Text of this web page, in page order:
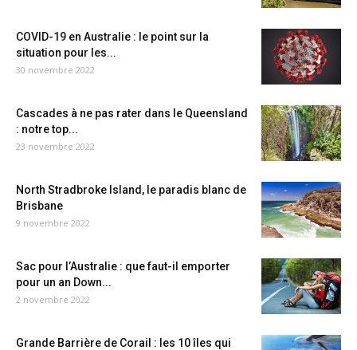
COVID-19 en Australie : le point sur la
situation pour les...
30 novembre 2022
Cascades à ne pas rater dans le Queensland
: notre top...
23 novembre 2022
North Stradbroke Island, le paradis blanc de
Brisbane
9 novembre 2022
Sac pour l’Australie : que faut-il emporter
pour un an Down...
2 novembre 2022
Grande Barrière de Corail : les 10 îles qui